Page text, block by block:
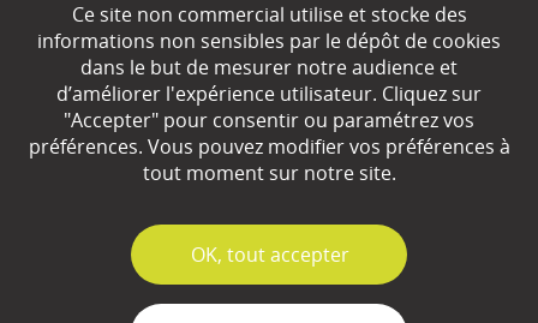
Partenaires
Espace Presse
Plan du site
Mentions légales
Ce site non commercial utilise et stocke des
informations non sensibles par le dépôt de cookies
dans le but de mesurer notre audience et
d’améliorer l'expérience utilisateur. Cliquez sur
"Accepter" pour consentir ou paramétrez vos
préférences. Vous pouvez modifier vos préférences à
tout moment sur notre site.
✓
OK, tout accepter